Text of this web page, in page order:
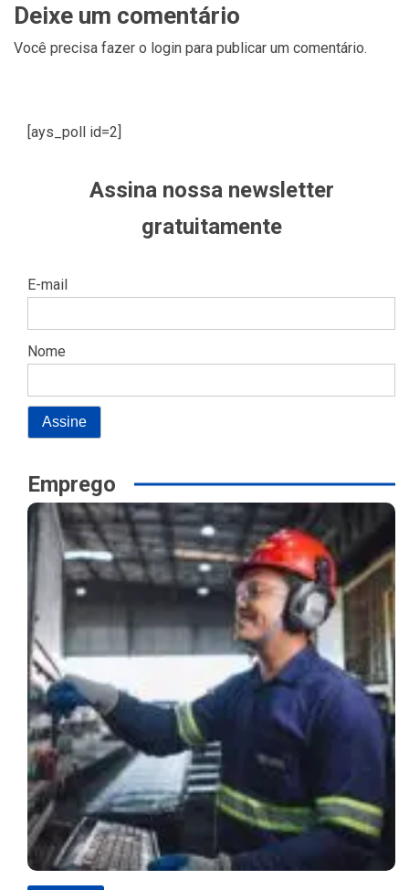
Deixe um comentário
Você precisa fazer o login para publicar um comentário.
[ays_poll id=2]
Assina nossa newsletter
gratuitamente
E-mail
Nome
Emprego